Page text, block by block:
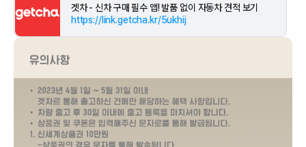
겟차 - 신차 구매 필수 앱! 발품 없이 자동차 견적 보기
https://link.getcha.kr/5ukhij